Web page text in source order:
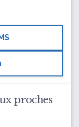
proches